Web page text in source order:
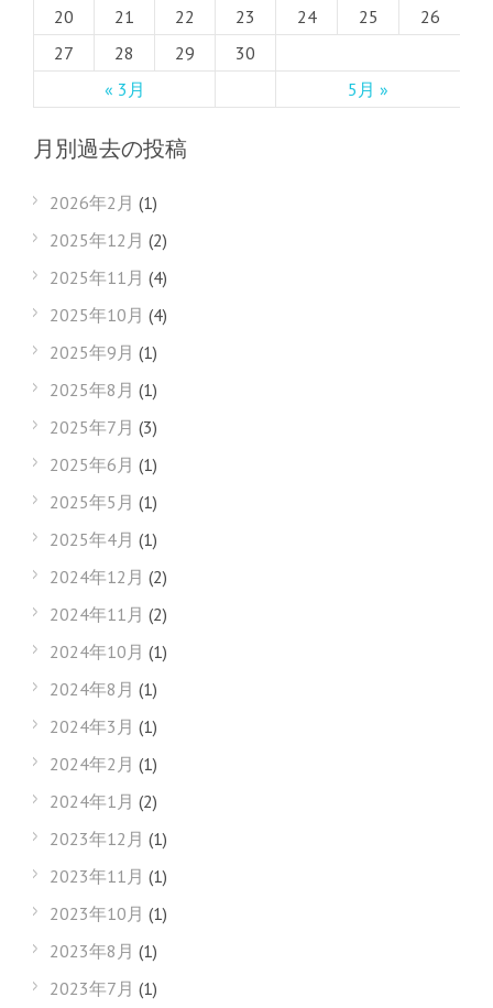
« 3月 5月 »
20
21 22 23 24 25
26
27
28 29 30
月別過去の投稿
2026年2月 (1)
2025年12月 (2)
2025年11月 (4)
2025年10月 (4)
2025年9月 (1)
2025年8月 (1)
2025年7月 (3)
2025年6月 (1)
2025年5月 (1)
2025年4月 (1)
2024年12月 (2)
2024年11月 (2)
2024年10月 (1)
2024年8月 (1)
2024年3月 (1)
2024年2月 (1)
2024年1月 (2)
2023年12月 (1)
2023年11月 (1)
2023年10月 (1)
2023年8月 (1)
2023年7月 (1)